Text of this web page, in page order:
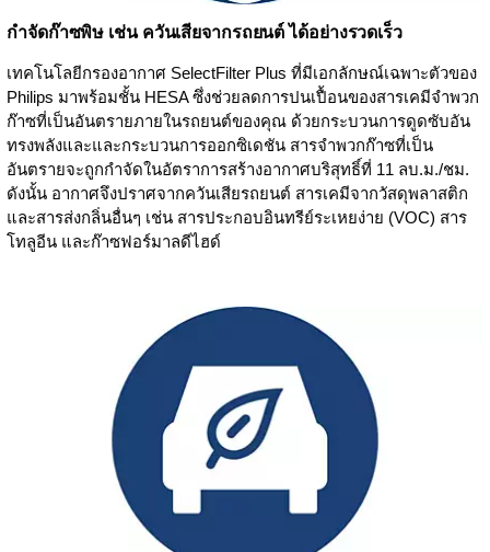
กำจัดก๊าซพิษ เช่น ควันเสียจากรถยนต์ ได้อย่างรวดเร็ว
เทคโนโลยีกรองอากาศ SelectFilter Plus ที่มีเอกลักษณ์เฉพาะตัวของ
Philips มาพร้อมชั้น HESA ซึ่งช่วยลดการปนเปื้อนของสารเคมีจำพวก
ก๊าซที่เป็นอันตรายภายในรถยนต์ของคุณ ด้วยกระบวนการดูดซับอัน
ทรงพลังและและกระบวนการออกซิเดชัน สารจำพวกก๊าซที่เป็น
อันตรายจะถูกกำจัดในอัตราการสร้างอากาศบริสุทธิ์ที่ 11 ลบ.ม./ชม.
ดังนั้น อากาศจึงปราศจากควันเสียรถยนต์ สารเคมีจากวัสดุพลาสติก
และสารส่งกลิ่นอื่นๆ เช่น สารประกอบอินทรีย์ระเหยง่าย (VOC) สาร
โทลูอีน และก๊าซฟอร์มาลดีไฮด์